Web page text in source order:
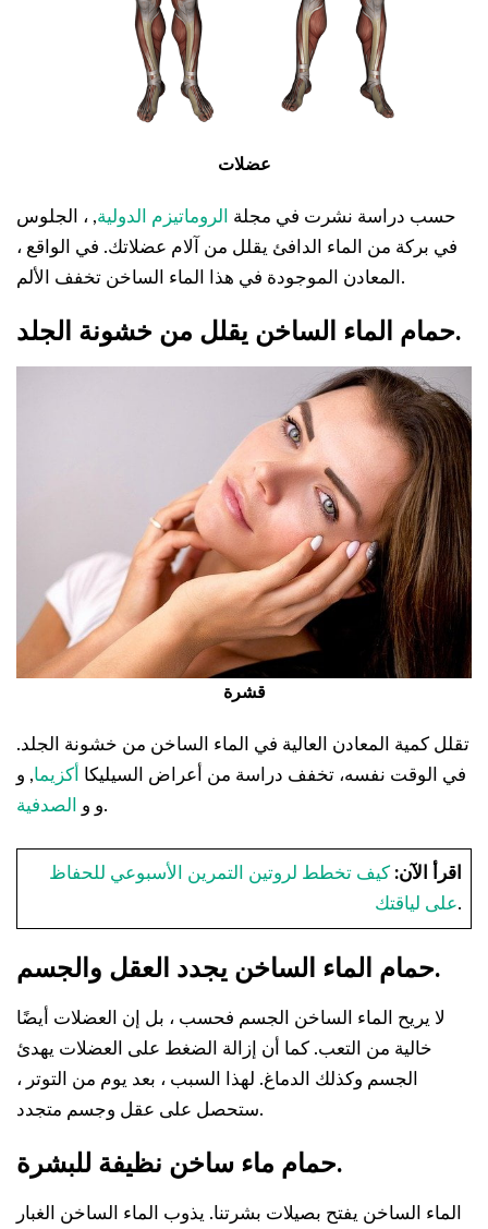
عضلات
حسب دراسة نشرت في مجلة الروماتيزم الدولية, ، الجلوس
في بركة من الماء الدافئ يقلل من آلام عضلاتك. في الواقع ،
المعادن الموجودة في هذا الماء الساخن تخفف الألم.
حمام الماء الساخن يقلل من خشونة الجلد.
قشرة
تقلل كمية المعادن العالية في الماء الساخن من خشونة الجلد.
في الوقت نفسه، تخفف دراسة من أعراض السيليكا أكزيما, و
و و
الصدفية .
اقرأ الآن: كيف تخطط لروتين التمرين الأسبوعي للحفاظ
على لياقتك.
حمام الماء الساخن يجدد العقل والجسم.
لا يريح الماء الساخن الجسم فحسب ، بل إن العضلات أيضًا
خالية من التعب. كما أن إزالة الضغط على العضلات يهدئ
الجسم وكذلك الدماغ. لهذا السبب ، بعد يوم من التوتر ،
ستحصل على عقل وجسم متجدد.
حمام ماء ساخن نظيفة للبشرة.
الماء الساخن يفتح بصيلات بشرتنا. يذوب الماء الساخن الغبار